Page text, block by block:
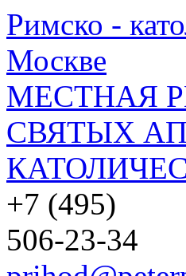
Римско -
Москве
МЕСТНАЯ
СВЯТЫХ
+7 (495)
506-23-34